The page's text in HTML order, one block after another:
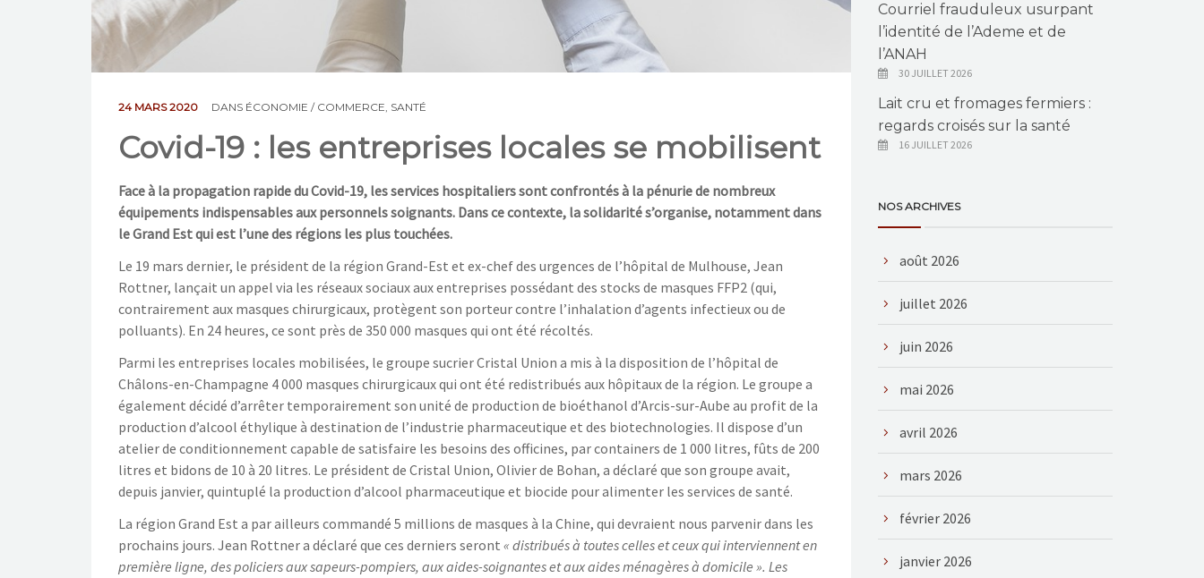
24 MARS 2020 DANS ÉCONOMIE / COMMERCE, SANTÉ
Covid-19 : les entreprises locales se mobilisent
Face à la propagation rapide du Covid-19, les services hospitaliers sont confrontés à la pénurie de nombreux
équipements indispensables aux personnels soignants. Dans ce contexte, la solidarité s’organise, notamment dans
le Grand Est qui est l’une des régions les plus touchées.
Le 19 mars dernier, le président de la région Grand-Est et ex-chef des urgences de l’hôpital de Mulhouse, Jean
Rottner, lançait un appel via les réseaux sociaux aux entreprises possédant des stocks de masques FFP2 (qui,
contrairement aux masques chirurgicaux, protègent son porteur contre l’inhalation d’agents infectieux ou de
polluants). En 24 heures, ce sont près de 350 000 masques qui ont été récoltés.
Parmi les entreprises locales mobilisées, le groupe sucrier Cristal Union a mis à la disposition de l’hôpital de
Châlons-en-Champagne 4 000 masques chirurgicaux qui ont été redistribués aux hôpitaux de la région. Le groupe a
également décidé d’arrêter temporairement son unité de production de bioéthanol d’Arcis-sur-Aube au profit de la
production d’alcool éthylique à destination de l’industrie pharmaceutique et des biotechnologies. Il dispose d’un
atelier de conditionnement capable de satisfaire les besoins des officines, par containers de 1 000 litres, fûts de 200
litres et bidons de 10 à 20 litres. Le président de Cristal Union, Olivier de Bohan, a déclaré que son groupe avait,
depuis janvier, quintuplé la production d’alcool pharmaceutique et biocide pour alimenter les services de santé.
La région Grand Est a par ailleurs commandé 5 millions de masques à la Chine, qui devraient nous parvenir dans les
prochains jours. Jean Rottner a déclaré que ces derniers seront « distribués à toutes celles et ceux qui interviennent en
première ligne, des policiers aux sapeurs-pompiers, aux aides-soignantes et aux aides ménagères à domicile ». Les
Courriel frauduleux usurpant
l’identité de l’Ademe et de
l’ANAH
30 JUILLET 2026
Lait cru et fromages fermiers :
regards croisés sur la santé
16 JUILLET 2026
NOS ARCHIVES
août 2026
juillet 2026
juin 2026
mai 2026
avril 2026
mars 2026
février 2026
janvier 2026